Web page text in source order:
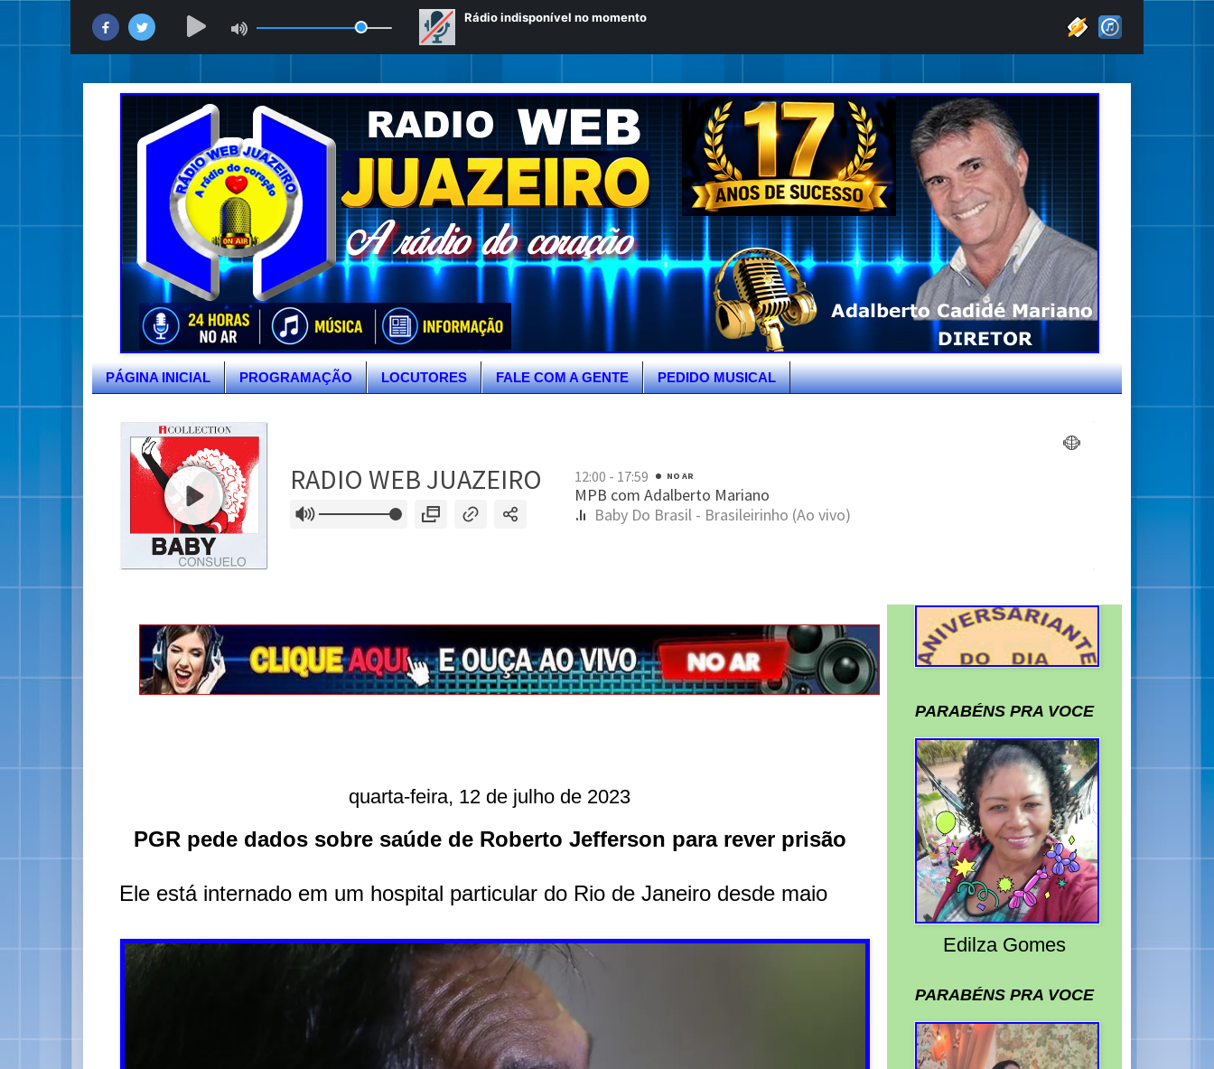
PÁGINA INICIAL PROGRAMAÇÃO LOCUTORES FALE COM A GENTE PEDIDO MUSICAL
quarta-feira, 12 de julho de 2023
PGR pede dados sobre saúde de Roberto Jefferson para rever prisão
Ele está internado em um hospital particular do Rio de Janeiro desde maio
PARABÉNS PRA VOCE
Edilza Gomes
PARABÉNS PRA VOCE